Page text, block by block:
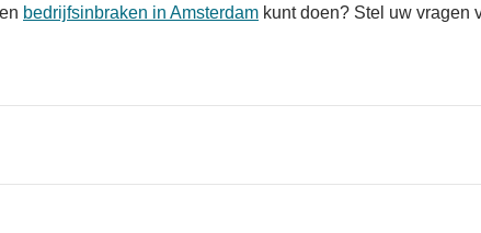
bedrijfsinbraken in Amsterdam kunt doen? Stel uw vragen